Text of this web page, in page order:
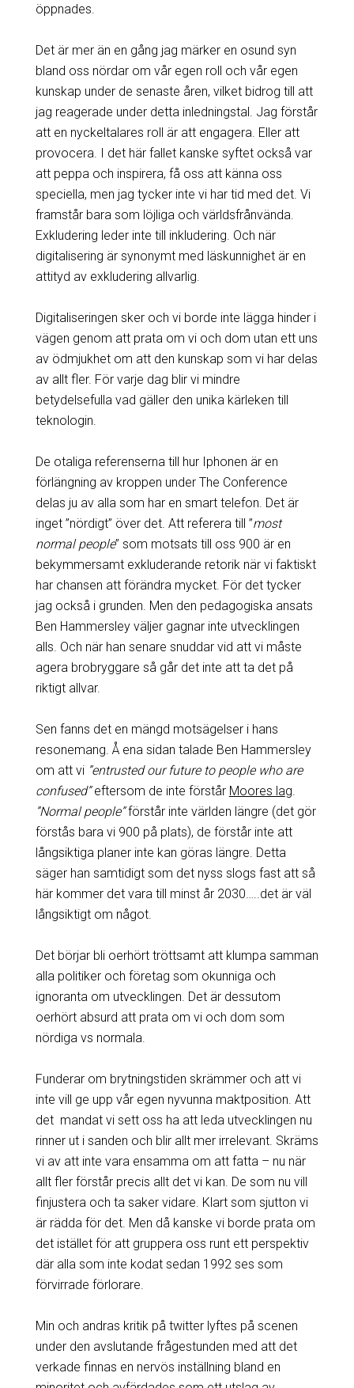
öppnades.
Det är mer än en gång jag märker en osund syn
bland oss nördar om vår egen roll och vår egen
kunskap under de senaste åren, vilket bidrog till att
jag reagerade under detta inledningstal. Jag förstår
att en nyckeltalares roll är att engagera. Eller att
provocera. I det här fallet kanske syftet också var
att peppa och inspirera, få oss att känna oss
speciella, men jag tycker inte vi har tid med det. Vi
framstår bara som löjliga och världsfrånvända.
Exkludering leder inte till inkludering. Och när
digitalisering är synonymt med läskunnighet är en
attityd av exkludering allvarlig.
Digitaliseringen sker och vi borde inte lägga hinder i
vägen genom att prata om vi och dom utan ett uns
av ödmjukhet om att den kunskap som vi har delas
av allt fler. För varje dag blir vi mindre
betydelsefulla vad gäller den unika kärleken till
teknologin.
De otaliga referenserna till hur Iphonen är en
förlängning av kroppen under The Conference
delas ju av alla som har en smart telefon. Det är
inget ”nördigt” över det. Att referera till ”most
normal people” som motsats till oss 900 är en
bekymmersamt exkluderande retorik när vi faktiskt
har chansen att förändra mycket. För det tycker
jag också i grunden. Men den pedagogiska ansats
Ben Hammersley väljer gagnar inte utvecklingen
alls. Och när han senare snuddar vid att vi måste
agera brobryggare så går det inte att ta det på
riktigt allvar.
Sen fanns det en mängd motsägelser i hans
resonemang. Å ena sidan talade Ben Hammersley
om att vi ”entrusted our future to people who are
confused”eftersom de inte förstår Moores lag.
”Normal people”förstår inte världen längre (det gör
förstås bara vi 900 på plats), de förstår inte att
långsiktiga planer inte kan göras längre. Detta
säger han samtidigt som det nyss slogs fast att så
här kommer det vara till minst år 2030…..det är väl
långsiktigt om något.
Det börjar bli oerhört tröttsamt att klumpa samman
alla politiker och företag som okunniga och
ignoranta om utvecklingen. Det är dessutom
oerhört absurd att prata om vi och dom som
nördiga vs normala.
Funderar om brytningstiden skrämmer och att vi
inte vill ge upp vår egen nyvunna maktposition. Att
det mandat vi sett oss ha att leda utvecklingen nu
rinner ut i sanden och blir allt mer irrelevant. Skräms
vi av att inte vara ensamma om att fatta – nu när
allt fler förstår precis allt det vi kan. De som nu vill
finjustera och ta saker vidare. Klart som sjutton vi
är rädda för det. Men då kanske vi borde prata om
det istället för att gruppera oss runt ett perspektiv
där alla som inte kodat sedan 1992 ses som
förvirrade förlorare.
Min och andras kritik på twitter lyftes på scenen
under den avslutande frågestunden med att det
verkade finnas en nervös inställning bland en